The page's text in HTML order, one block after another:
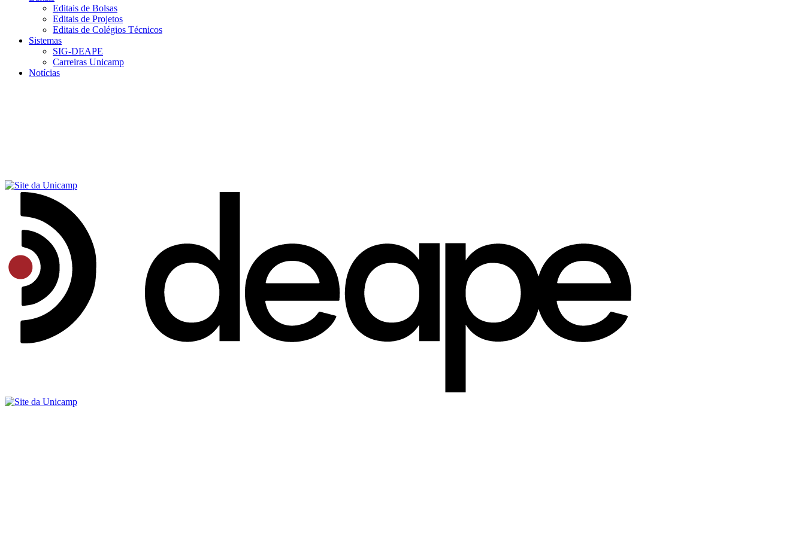
Editais de Bolsas
Editais de Projetos
Editais de Colégios Técnicos
Sistemas
SIG-DEAPE
Carreiras Unicamp
Notícias